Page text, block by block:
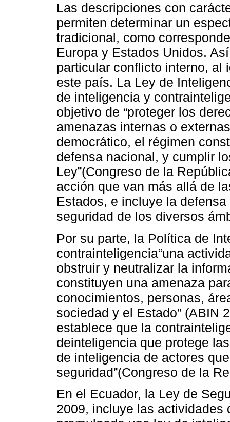
Las descripciones con
permiten determinar un
tradicional, como
Europa y Estados Unidos.
particular conflicto interno, al
este país. La Ley de
de inteligencia y
objetivo de “proteger los
amenazas internas o
democrático, el régimen
defensa nacional, y cumplir
Ley”(Congreso de la
acción que van más allá de
Estados, e incluye la
seguridad de los diversos
Por su parte, la Política de
contrainteligencia“una
obstruir y neutralizar la
constituyen una amenaza
conocimientos, personas,
sociedad y el Estado” (ABIN
establece que la
deinteligencia que protege
de inteligencia de actores
seguridad”(Congreso de la
En el Ecuador, la Ley de
2009, incluye las actividades